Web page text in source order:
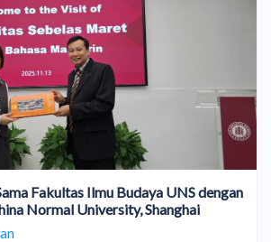
Fakultas Ilmu Budaya UNS dengan
Normal University, Shanghai